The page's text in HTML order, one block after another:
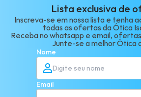
Lista exclusiva de
Inscreva-se em nossa lista e tenha
todas as ofertas da Ótica
Receba no whatsapp e email,
Junte-se a melhor Ótica
Nome
Email